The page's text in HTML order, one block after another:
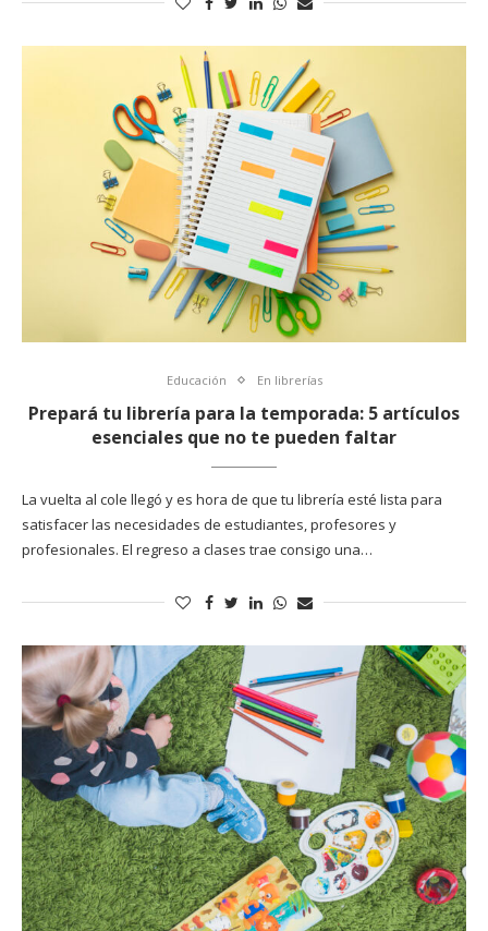
Educación En librerías
Prepará tu librería para la temporada: 5 artículos
esenciales que no te pueden faltar
La vuelta al cole llegó y es hora de que tu librería esté lista para
satisfacer las necesidades de estudiantes, profesores y
profesionales. El regreso a clases trae consigo una…